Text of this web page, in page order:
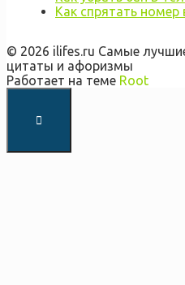
Как спрятать номер
© 2026 ilifes.ru Самые
цитаты и афоризмы
Работает на теме Root